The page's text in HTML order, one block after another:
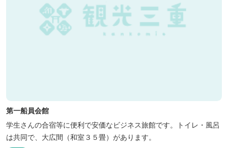
第一船員会館
学生さんの合宿等に便利で安価なビジネス旅館です。トイレ・風呂
は共同で、大広間（和室３５畳）があります。